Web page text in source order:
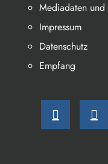
Mediadaten
Impressum
Datenschutz
Empfang